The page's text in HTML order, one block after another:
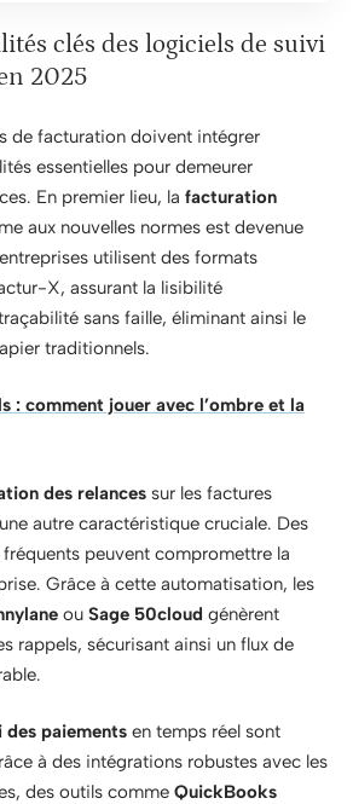
clés des logiciels de suivi
2025
de facturation doivent intégrer
essentielles pour demeurer
En premier lieu, la facturation
aux nouvelles normes est devenue
utilisent des formats
X, assurant la lisibilité
sans faille, éliminant ainsi le
traditionnels.
: comment jouer avec l’ombre et la
des relances sur les factures
autre caractéristique cruciale. Des
peuvent compromettre la
Grâce à cette automatisation, les
ou Sage 50cloud génèrent
rappels, sécurisant ainsi un flux de
des paiements en temps réel sont
à des intégrations robustes avec les
des outils comme QuickBooks